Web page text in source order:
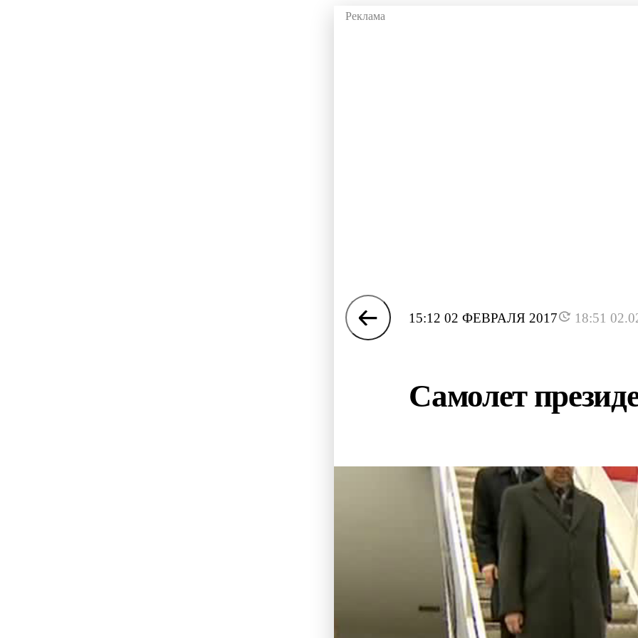
15:12 02 ФЕВРАЛЯ 2017 18:51
Самолет